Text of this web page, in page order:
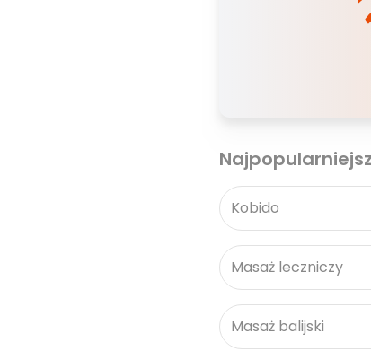
Kobido
Masaż leczniczy
Masaż balijski